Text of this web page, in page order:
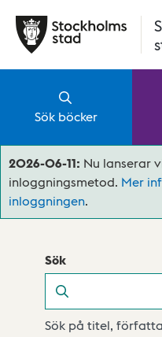
Sök böcker
2026-06-11: Nu lanserar
inloggningsmetod. Mer
inloggningen.
Sök
Sök på titel,